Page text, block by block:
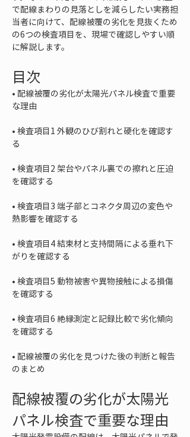
で配線まわりの見落としを減らしたい実務担
当者に向けて、配線被覆の劣化を見抜くため
の6つの検査項目を、現場で確認しやすい順
に解説します。
目次
• 配線被覆の劣化が太陽光パネル検査で重要
• 検査項目1 外観のひび割れと硬化を確認す
• 検査項目2 架台やパネル裏での擦れと圧迫
• 検査項目3 端子部とコネクタ周辺の変色や
• 検査項目4 結束材と支持間隔による垂れ下
• 検査項目5 動物被害や異物接触による損傷
• 検査項目6 絶縁測定と記録比較で劣化傾向
• 配線被覆の劣化を見つけた後の判断と報告
のまとめ
配線被覆の劣化が太陽光
パネル検査で重要な理由